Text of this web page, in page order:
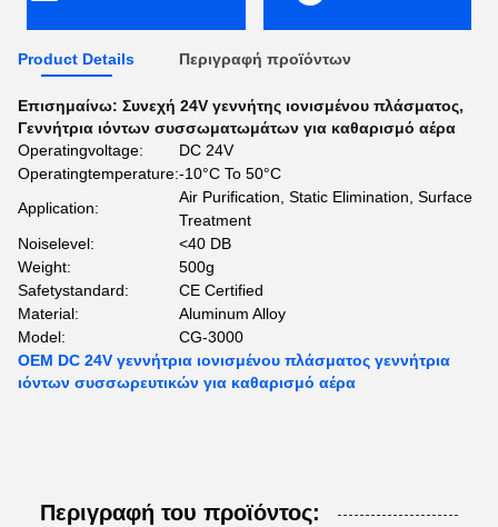
Product Details Περιγραφή προϊόντων
Επισημαίνω: Συνεχή 24V γεννήτης ιονισμένου πλάσματος,
Γεννήτρια ιόντων συσσωματωμάτων για καθαρισμό αέρα
Operatingvoltage:
DC 24V
Operatingtemperature:-10°C To 50°C
Application:
Air Purification, Static Elimination, Surface
Treatment
Noiselevel:
<40 DB
Weight:
500g
Safetystandard:
CE Certified
Material:
Aluminum Alloy
Model:
CG-3000
OEM DC 24V γεννήτρια ιονισμένου πλάσματος γεννήτρια
ιόντων συσσωρευτικών για καθαρισμό αέρα
Περιγραφή του προϊόντος: